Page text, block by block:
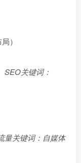
）
SEO关键词：
量关键词：自媒体